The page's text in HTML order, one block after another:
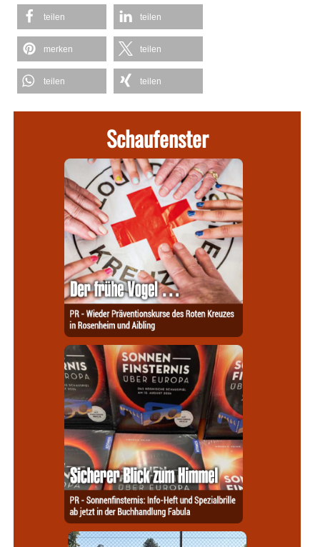
teilen teilen
merken teilen
teilen teilen
Schaufenster